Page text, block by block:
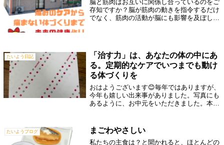
脳と筋肉はお互いに関係し合っているのをご
存知ですか？脳が筋肉の動きを指令するだけ
でなく、筋肉の活動が脳にも影響を及ぼして
で...
たいよう日記
「治す力」は、あなたの体の中にあ
る。定期的なケアでいつまでも動け
る体づくりを
おはようございます😊毎年ではありますが、
今年も嬉しい出来事がありました。写真にも
あるように、お中元をいただきました。本当
ださっている患者さんからいただいたもので
す...
たいようブログ まごわやさしい
私たちの主食は？と聞かれると、ほとんどの